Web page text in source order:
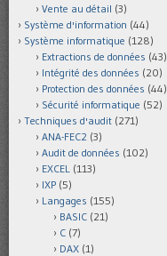
Vente au détail (3)
Système d'information (44)
Système informatique (128)
Extractions de données (43)
Intégrité des données (20)
Protection des données (44)
Sécurité informatique (52)
Techniques d'audit (271)
ANA-FEC2 (3)
Audit de données (102)
EXCEL (113)
IXP (5)
Langages (155)
BASIC (21)
C (7)
DAX (1)